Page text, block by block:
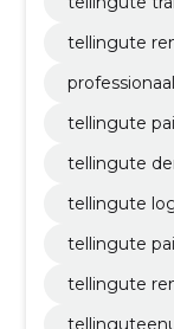
tellingute
tellingute
tellingute
tellingute
tellingute
tellingute